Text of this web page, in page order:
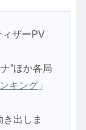
ィザーPV
”ほか各局
キング」
出しま